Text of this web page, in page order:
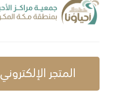
المتجر الإلكتروني